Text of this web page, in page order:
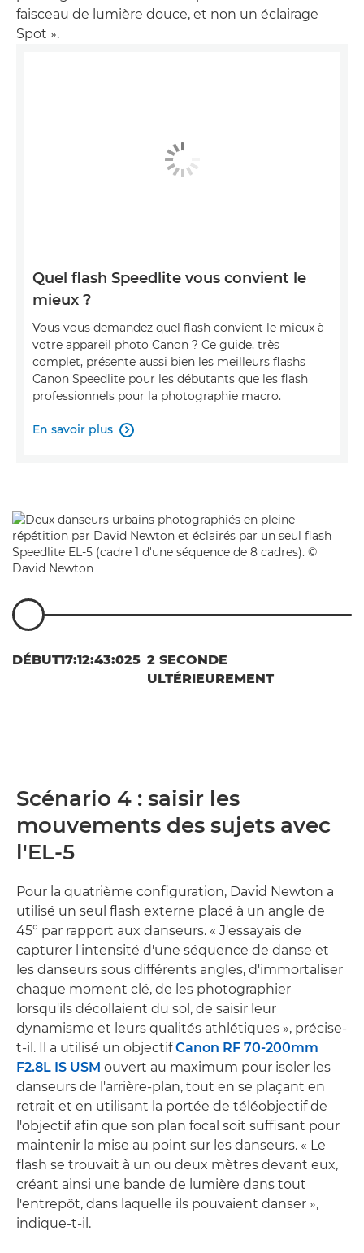
faisceau de lumière douce, et non un éclairage
Spot ».
Quel flash Speedlite vous convient le
mieux ?
Vous vous demandez quel flash convient le mieux à
votre appareil photo Canon ? Ce guide, très
complet, présente aussi bien les meilleurs flashs
Canon Speedlite pour les débutants que les flash
professionnels pour la photographie macro.
En savoir plus 
DÉBUT17:12:43:025 2 SECONDE
ULTÉRIEUREMENT
Scénario 4 : saisir les
mouvements des sujets avec
l'EL-5
Pour la quatrième configuration, David Newton a
utilisé un seul flash externe placé à un angle de
45° par rapport aux danseurs. « J'essayais de
capturer l'intensité d'une séquence de danse et
les danseurs sous différents angles, d'immortaliser
chaque moment clé, de les photographier
lorsqu'ils décollaient du sol, de saisir leur
dynamisme et leurs qualités athlétiques », précise-
t-il. Il a utilisé un objectifCanon RF 70-200mm
F2.8L IS USM ouvert au maximum pour isoler les
danseurs de l'arrière-plan, tout en se plaçant en
retrait et en utilisant la portée de téléobjectif de
l'objectif afin que son plan focal soit suffisant pour
maintenir la mise au point sur les danseurs. « Le
flash se trouvait à un ou deux mètres devant eux,
créant ainsi une bande de lumière dans tout
l'entrepôt, dans laquelle ils pouvaient danser »,
indique-t-il.